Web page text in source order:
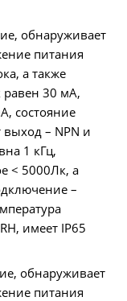
обнаруживает
питания
а также
равен 30 мА,
состояние
– NPN и
1 кГц,
< 5000Лк, а
–
имеет IP65
обнаруживает
питания